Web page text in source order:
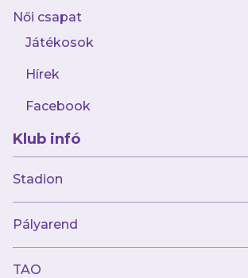
Női csapat
Játékosok
Hírek
Facebook
Klub infó
Stadion
Pályarend
TAO
Múltunk
Jelenünk